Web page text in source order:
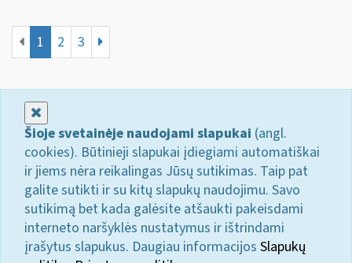
1 2 3
Šioje svetainėje naudojami slapukai (angl.
cookies). Būtinieji slapukai įdiegiami automatiškai
ir jiems nėra reikalingas Jūsų sutikimas. Taip pat
galite sutikti ir su kitų slapukų naudojimu. Savo
sutikimą bet kada galėsite atšaukti pakeisdami
interneto naršyklės nustatymus ir ištrindami
įrašytus slapukus. Daugiau informacijos Slapukų